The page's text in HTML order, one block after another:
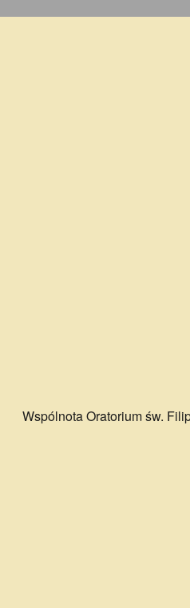
Wspólnota Oratorium św.